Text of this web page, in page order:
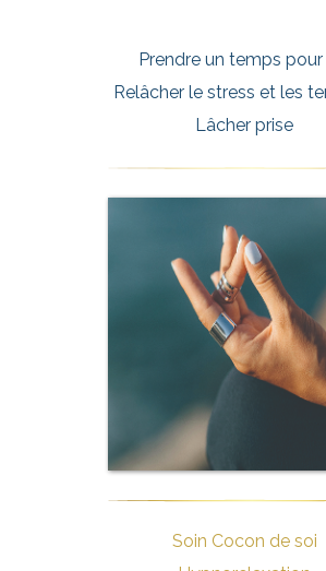
Prendre un temps pour
Relâcher le stress et les
Lâcher prise
Soin Cocon de soi